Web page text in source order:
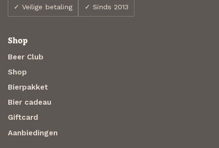
✓ Veilige betaling ✓ Sinds 2013
Shop
Beer Club
Shop
Bierpakket
Bier cadeau
Giftcard
Aanbiedingen